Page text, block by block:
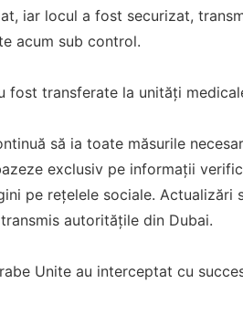
iar locul a fost securizat,
acum sub control.
fost transferate la unități
să ia toate măsurile
exclusiv pe informații
pe rețelele sociale.
autoritățile din Dubai.
Unite au interceptat cu